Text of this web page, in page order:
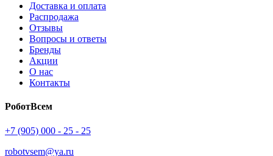
Доставка и оплата
Распродажа
Отзывы
Вопросы и ответы
Бренды
Акции
О нас
Контакты
РоботВсем
+7 (905) 000 - 25 - 25
robotvsem@ya.ru